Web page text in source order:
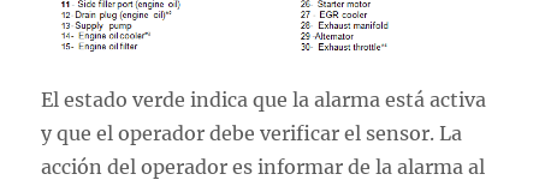
El estado verde indica que la alarma está activa
y que el operador debe verificar el sensor. La
acción del operador es informar de la alarma al